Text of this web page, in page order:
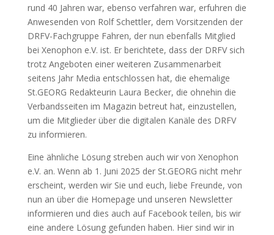
rund 40 Jahren war, ebenso verfahren war, erfuhren die
Anwesenden von Rolf Schettler, dem Vorsitzenden der
DRFV-Fachgruppe Fahren, der nun ebenfalls Mitglied
bei Xenophon e.V. ist. Er berichtete, dass der DRFV sich
trotz Angeboten einer weiteren Zusammenarbeit
seitens Jahr Media entschlossen hat, die ehemalige
St.GEORG Redakteurin Laura Becker, die ohnehin die
Verbandsseiten im Magazin betreut hat, einzustellen,
um die Mitglieder über die digitalen Kanäle des DRFV
zu informieren.
Eine ähnliche Lösung streben auch wir von Xenophon
e.V. an. Wenn ab 1. Juni 2025 der St.GEORG nicht mehr
erscheint, werden wir Sie und euch, liebe Freunde, von
nun an über die Homepage und unseren Newsletter
informieren und dies auch auf Facebook teilen, bis wir
eine andere Lösung gefunden haben. Hier sind wir in